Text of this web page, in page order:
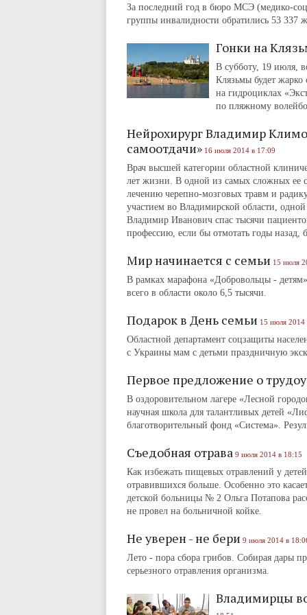
За последний год в бюро МСЭ (медико-
группы инвалидности обратились 53 337
Гонки на
В субботу, 19 июля,
Клязьмы будет
на гидроциклах
по пляжному
Нейрохирург Владимир
самоотдачи» 16 июля 2014 в 17:09
Врач высшей категории областной
лет жизни. В одной из самых сложных ее
лечению черепно-мозговых травм и
участием во Владимирской области,
Владимир Иванович спас тысячи
профессию, если бы отмотать годы назад,
Мир начинается с семьи 15 июля
В рамках марафона «Добровольцы -
всего в области около 6,5 тысячи.
Подарок в День семьи 15 июля 2014
Областной департамент соцзащиты
с Украины мам с детьми праздничную
Первое предложение о
В оздоровительном лагере «Лесной
научная школа для талантливых детей
благотворительный фонд «Система».
Съедобная отрава 9 июля 2014 в 18:15
Как избежать пищевых отравлений у
отравившихся больше. Особенно это
детской больницы № 2 Ольга Потапова
не провел на больничной койке.
Не уверен - не бери 9 июля 2014 в
Лето - пора сбора грибов. Собирая дары
серьезного отравления организма.
Владимирцы